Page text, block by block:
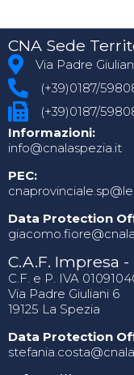
CNA Sede
Via Padre
(+39)0187/
(+39)0187/
Informazioni:
info@cnalaspezia.it
PEC:
Data Protection
C.A.F. Impresa
C.F. e P. IVA
Via Padre Giuliani 6
19125 La Spezia
Data Protection